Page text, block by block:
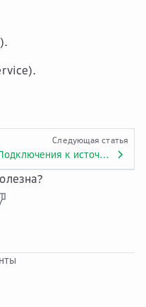
Следующая статья
Подключения к источникам данных